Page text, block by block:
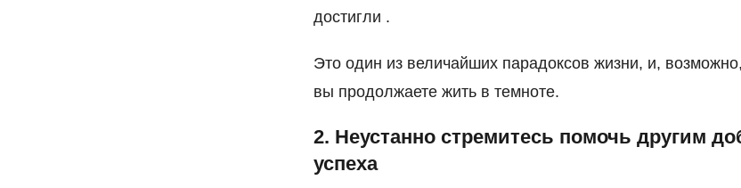
достигли .
Это один из величайших парадоксов жизни, и,
вы продолжаете жить в темноте.
2. Неустанно стремитесь помочь другим
успеха